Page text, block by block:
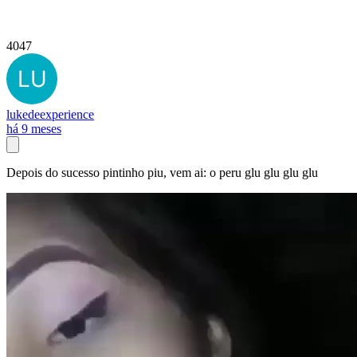
4047
lukedeexperience
há 9 meses
Depois do sucesso pintinho piu, vem ai: o peru glu glu glu glu